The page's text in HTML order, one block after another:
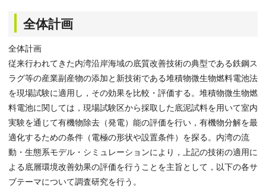
全体計画
全体計画
従来行われてきた内湾沿岸海域の底質改善技術の典型である鉄鋼ス
ラグ等の産業副産物の添加と新技術である堆積物微生物燃料電池法
を現場試験に適用し，その効果を比較・評価する。堆積物微生物燃
料電池に関しては，現場試験区から採取した底泥試料を用いて室内
実験を通じて有機物除去（発電）能の評価を行い，有機物分解を最
適化するための条件（電極の形状や設置条件）を探る。内湾の流
動・生態系モデル・シミュレーションにより，上記の技術の適用に
よる底層環境改善効果の評価を行うことを主旨として，以下の各サ
ブテーマについて調査研究を行う。